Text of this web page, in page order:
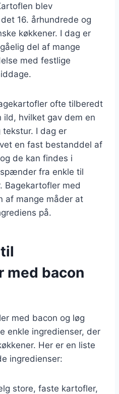
blev
16. århundrede og
køkkener. I dag er
del af mange
med festlige
ofte tilberedt
ild, hvilket gav dem en
tekstur. I dag er
en fast bestanddel af
de kan findes i
fra enkle til
Bagekartofler med
af mange måder at
på.
med bacon
med bacon og løg
enkle ingredienser, der
Her er en liste
ingredienser:
store, faste kartofler,